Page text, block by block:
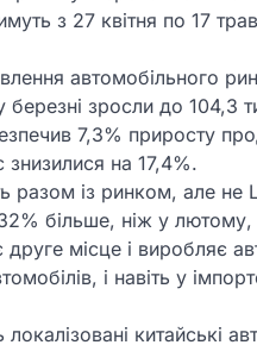
з 27 квітня по 17
автомобільного
зросли до 104,3
7,3% приросту
на 17,4%.
разом із ринком, але
більше, ніж у
місце і виробляє
і навіть у
китайські